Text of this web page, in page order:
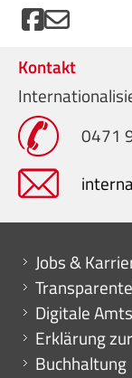
Kontakt
0471
Mini menu di
Jobs &
Digitale
Erklärung
Buchhaltung